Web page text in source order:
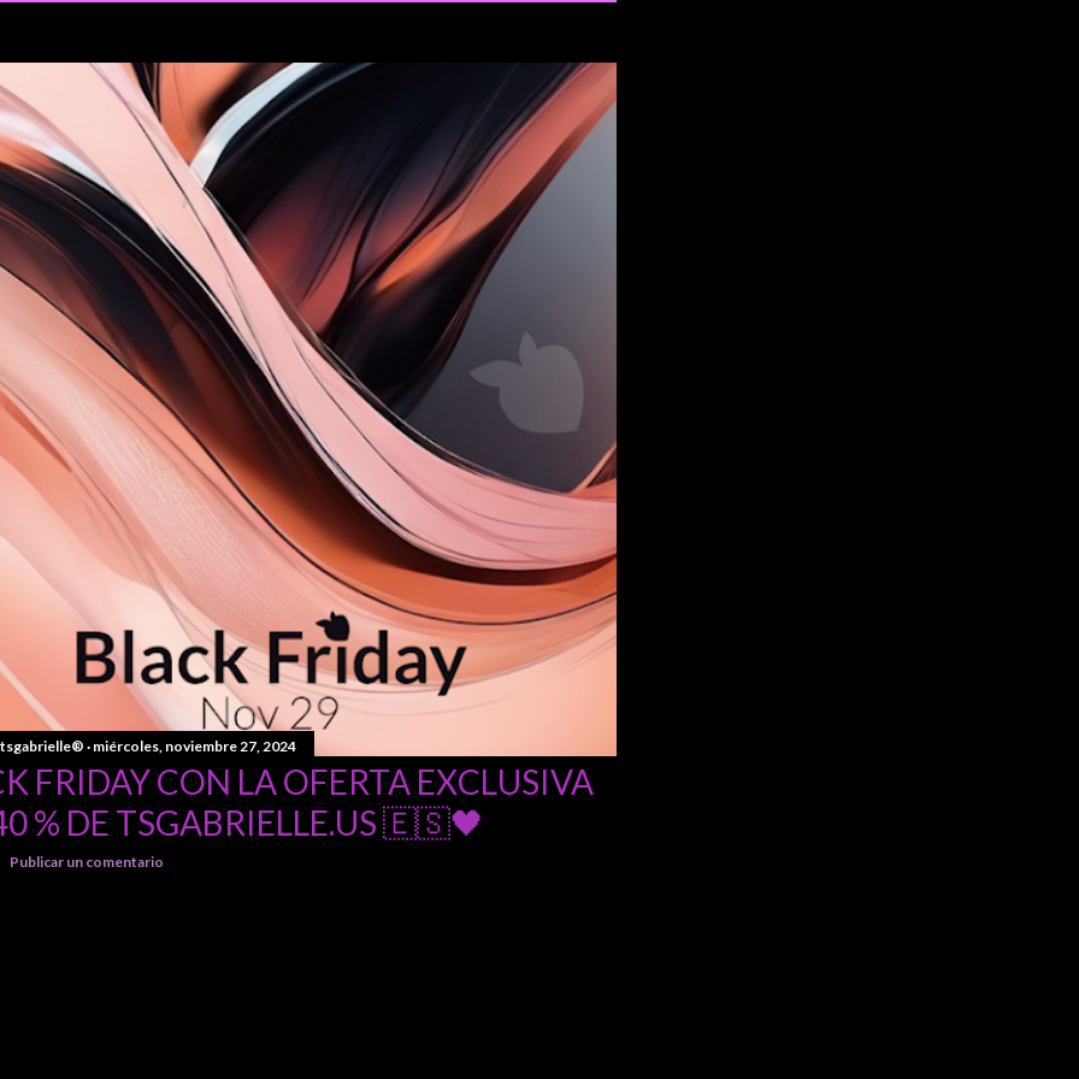
tsgabrielle® miércoles, noviembre 27, 2024
FRIDAY CON LA OFERTA EXCLUSIVA
% DE TSGABRIELLE.US 🇪🇸🖤
Publicar un comentario